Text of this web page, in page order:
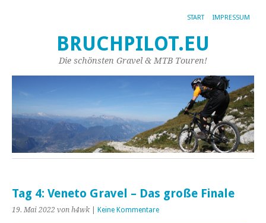
START IMPRESSUM
BRUCHPILOT.EU
Die schönsten Gravel & MTB Touren!
Tag 4: Veneto Gravel – Das große Finale
19. Mai 2022 von h4wk Keine Kommentare